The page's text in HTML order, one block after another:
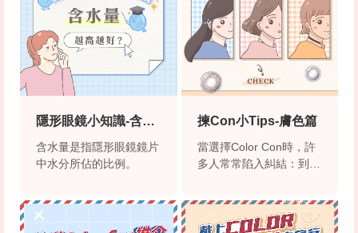
隱形眼鏡小知識-含水
量
含水量是指隱形眼鏡鏡片
中水分所佔的比例。
揀Con小Tips-膚色篇
當選擇Color Con時，許
多人常常陷入糾結：到底